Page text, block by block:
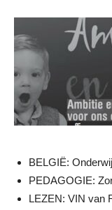
BELGIË:
PEDAGOGIE:
LEZEN: VIN van